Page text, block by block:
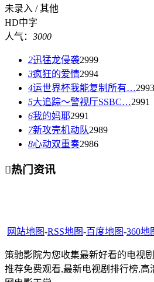
未录入 / 其他
HD中字
人气： 3000
2迅猛龙侵袭2999
3疯狂的爱情2994
4运世界杯我能复制所有…2993
5大追踪〜警视厅SSBC…2991
6我的妈耶2991
7新攻壳机动队2989
8心动双重奏2986
热门资讯
网站地图-RSS地图-百度地图-360地
策驰影院为您收集最新好看的电视
推荐免费观看,最新电视剧排行榜,